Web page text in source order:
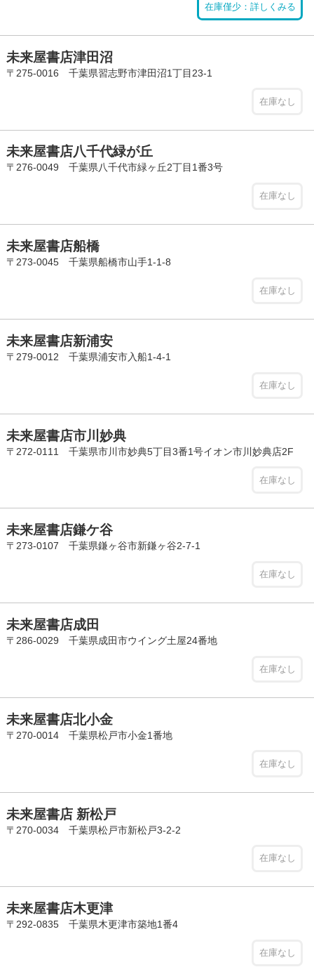
在庫僅少：詳しくみる
未来屋書店津田沼
〒275-0016 千葉県習志野市津田沼1丁目23-1
在庫なし
未来屋書店八千代緑が丘
〒276-0049 千葉県八千代市緑ヶ丘2丁目1番3号
在庫なし
未来屋書店船橋
〒273-0045 千葉県船橋市山手1-1-8
在庫なし
未来屋書店新浦安
〒279-0012 千葉県浦安市入船1-4-1
在庫なし
未来屋書店市川妙典
〒272-0111 千葉県市川市妙典5丁目3番1号イオン市川妙典店2F
在庫なし
未来屋書店鎌ケ谷
〒273-0107 千葉県鎌ヶ谷市新鎌ヶ谷2-7-1
在庫なし
未来屋書店成田
〒286-0029 千葉県成田市ウイング土屋24番地
在庫なし
未来屋書店北小金
〒270-0014 千葉県松戸市小金1番地
在庫なし
未来屋書店 新松戸
〒270-0034 千葉県松戸市新松戸3-2-2
在庫なし
未来屋書店木更津
〒292-0835 千葉県木更津市築地1番4
在庫なし